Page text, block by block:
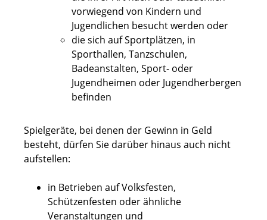
vorwiegend von Kindern und
Jugendlichen besucht werden oder
die sich auf Sportplätzen, in
Sporthallen, Tanzschulen,
Badeanstalten, Sport- oder
Jugendheimen oder Jugendherbergen
befinden
Spielgeräte, bei denen der Gewinn in Geld
besteht, dürfen Sie darüber hinaus auch nicht
aufstellen:
in Betrieben auf Volksfesten,
Schützenfesten oder ähnliche
Veranstaltungen und